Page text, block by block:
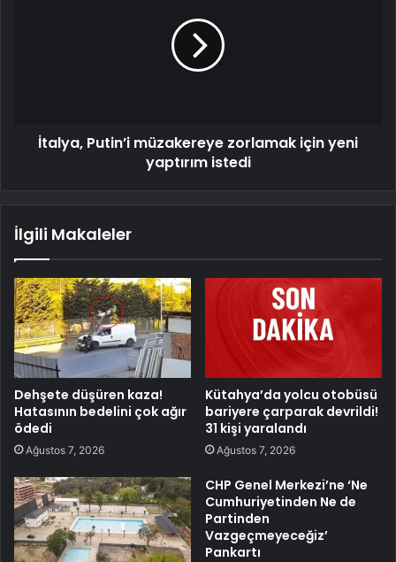
İtalya, Putin’i müzakereye zorlamak için yeni
yaptırım istedi
İlgili Makaleler
Dehşete düşüren kaza!
Hatasının bedelini çok ağır
ödedi
Ağustos 7, 2026
Kütahya’da yolcu otobüsü
bariyere çarparak devrildi!
31 kişi yaralandı
Ağustos 7, 2026
CHP Genel Merkezi’ne ‘Ne
Cumhuriyetinden Ne de
Partinden
Vazgeçmeyeceğiz’
Pankartı